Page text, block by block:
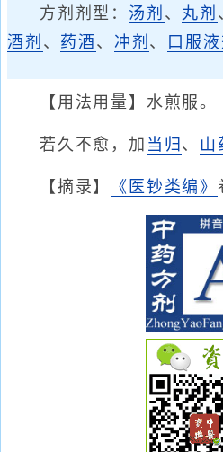
方剂剂型： 汤剂 、 丸剂
酒剂 、 药酒 、 冲剂 、 口服液
【用法用量】水煎服。
若久不愈，加 当归 、 山
【摘录】 《医钞类编》